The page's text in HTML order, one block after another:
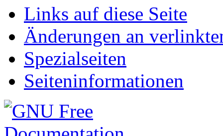
Links auf diese Seite
Änderungen an
Spezialseiten
Seiteninformationen